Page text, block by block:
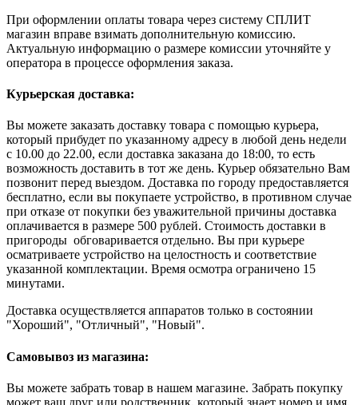
При оформлении оплаты товара через систему СПЛИТ
магазин вправе взимать дополнительную комиссию.
Актуальную информацию о размере комиссии уточняйте у
оператора в процессе оформления заказа.
Курьерская доставка:
Вы можете заказать доставку товара с помощью курьера,
который прибудет по указанному адресу в любой день недели
с 10.00 до 22.00, если доставка заказана до 18:00, то есть
возможность доставить в тот же день. Курьер обязательно Вам
позвонит перед выездом. Доставка по городу предоставляется
бесплатно, если вы покупаете устройство, в противном случае
при отказе от покупки без уважительной причины доставка
оплачивается в размере 500 рублей. Стоимость доставки в
пригороды обговаривается отдельно. Вы при курьере
осматриваете устройство на целостность и соответствие
указанной комплектации. Время осмотра ограничено 15
минутами.
Доставка осуществляется аппаратов только в состоянии
"Хороший", "Отличный", "Новый".
Самовывоз из магазина:
Вы можете забрать товар в нашем магазине. Забрать покупку
может ваш друг или родственник, который знает номер и имя,